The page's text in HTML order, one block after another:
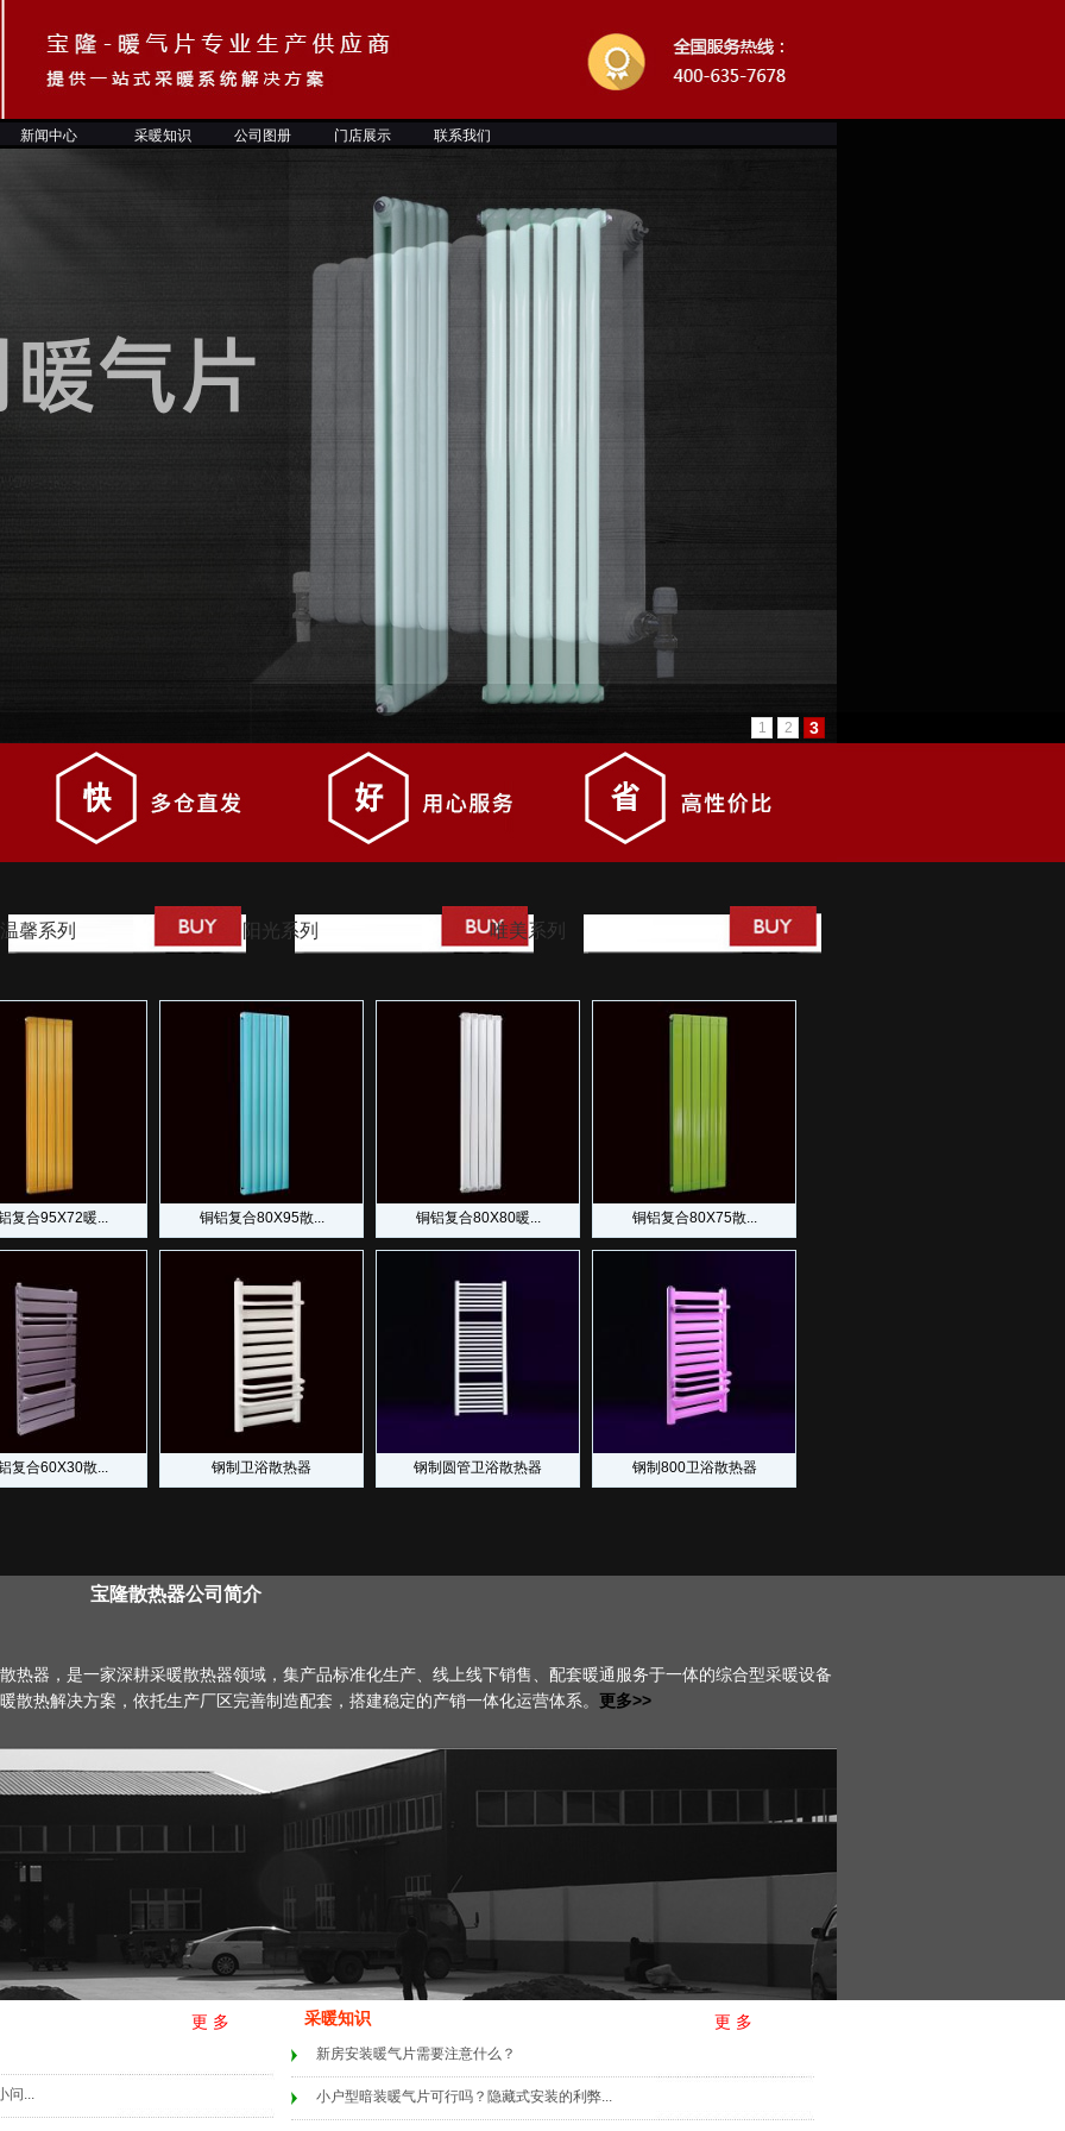
新闻中心 采暖知识 公司图册 门店展示 联系我们
1 2 3
温馨系列 阳光系列 唯美系列
复合95X72暖... 铜铝复合80X95散... 铜铝复合80X80暖... 铜铝复合80X75散...
复合60X30散... 钢制卫浴散热器 钢制圆管卫浴散热器 钢制800卫浴散热器
宝隆散热器公司简介
热器，是一家深耕采暖散热器领域，集产品标准化生产、线上线下销售、配套暖通服务于一体的综合型采暖设备
散热解决方案，依托生产厂区完善制造配套，搭建稳定的产销一体化运营体系。 更多>>
问...
采暖知识
新房安装暖气片需要注意什么？
小户型暗装暖气片可行吗？隐藏式安装的利弊...
更 多 更 多